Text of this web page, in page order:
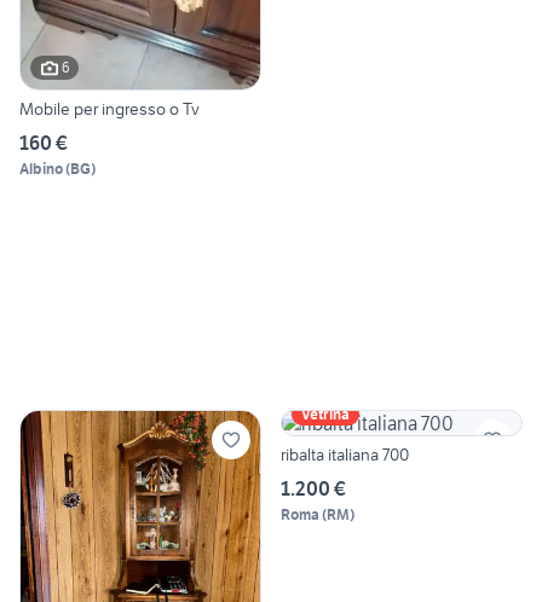
6
Mobile per ingresso o Tv
160 €
Albino(BG)
Vetrina
ribalta italiana 700
1.200 €
Roma (RM)